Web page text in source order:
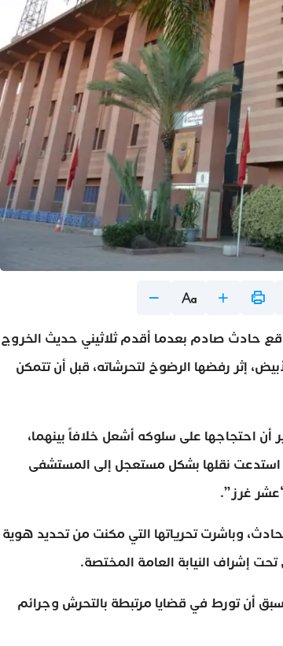
حادث صادم بعدما أقدم ثلاثيني حديث الخروج
إثر رفضها الرضوخ لتحرشاته، قبل أن تتمكن
احتجاجها على سلوكه أشعل خلافاً بينهما،
استدعت نقلها بشكل مستعجل إلى المستشفى
غرز”.
انتقلت عناصر الدائرة الأمنية 24 إلى مكان الحادث، وباشرت تحرياتها التي مكنت من تحديد هوية
إشراف النيابة العامة المختصة.
أن تورط في قضايا مرتبطة بالتحرش وجرائم